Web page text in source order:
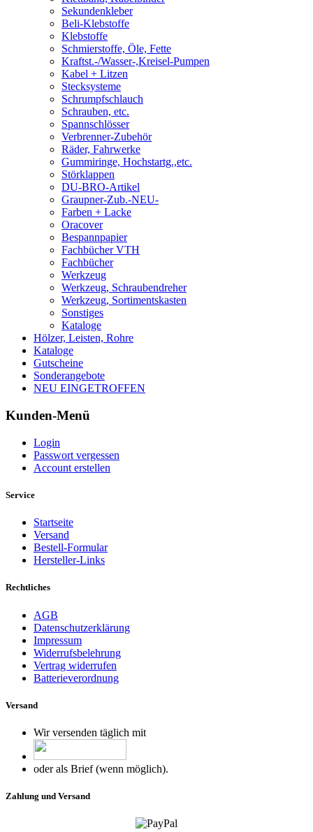
Sekundenkleber
Beli-Klebstoffe
Klebstoffe
Schmierstoffe, Öle, Fette
Kraftst.-/Wasser-,Kreisel-Pumpen
Kabel + Litzen
Stecksysteme
Schrumpfschlauch
Schrauben, etc.
Spannschlösser
Verbrenner-Zubehör
Räder, Fahrwerke
Gummiringe, Hochstartg.,etc.
Störklappen
DU-BRO-Artikel
Graupner-Zub.-NEU-
Farben + Lacke
Oracover
Bespannpapier
Fachbücher VTH
Fachbücher
Werkzeug
Werkzeug, Schraubendreher
Werkzeug, Sortimentskasten
Sonstiges
Kataloge
Hölzer, Leisten, Rohre
Kataloge
Gutscheine
Sonderangebote
NEU EINGETROFFEN
Kunden-Menü
Login
Passwort vergessen
Account erstellen
Service
Startseite
Versand
Bestell-Formular
Hersteller-Links
Rechtliches
AGB
Datenschutzerklärung
Impressum
Widerrufsbelehrung
Vertrag widerrufen
Batterieverordnung
Versand
Wir versenden täglich mit
oder als Brief (wenn möglich).
Zahlung und Versand